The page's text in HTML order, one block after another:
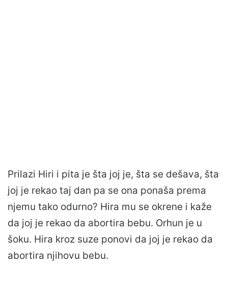
Prilazi Hiri i pita je šta joj je, šta se dešava, šta
joj je rekao taj dan pa se ona ponaša prema
njemu tako odurno? Hira mu se okrene i kaže
da joj je rekao da abortira bebu. Orhun je u
šoku. Hira kroz suze ponovi da joj je rekao da
abortira njihovu bebu.